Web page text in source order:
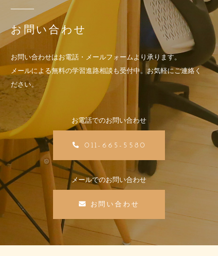
お問い合わせ
お問い合わせはお電話・メールフォームより承ります。
メールによる無料の学習進路相談も受付中。お気軽にご連絡く
ださい。
お電話でのお問い合わせ
011-665-5580
メールでのお問い合わせ
お問い合わせ